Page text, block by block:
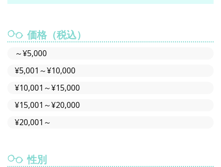
価格（税込）
～¥5,000
¥5,001～¥10,000
¥10,001～¥15,000
¥15,001～¥20,000
¥20,001～
性別